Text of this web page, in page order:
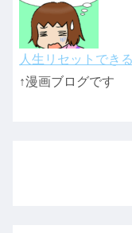
人生リセットでき
↑漫画ブログです